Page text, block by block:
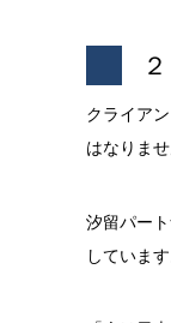
クライア
はなりませ
汐留パー
していま